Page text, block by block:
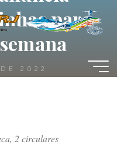
para
2022
2 circulares